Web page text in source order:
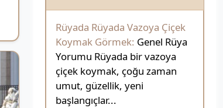
Rüyada Rüyada Vazoya Çiçek
Koymak Görmek: Genel Rüya
Yorumu Rüyada bir vazoya
çiçek koymak, çoğu zaman
umut, güzellik, yeni
başlangıçlar...